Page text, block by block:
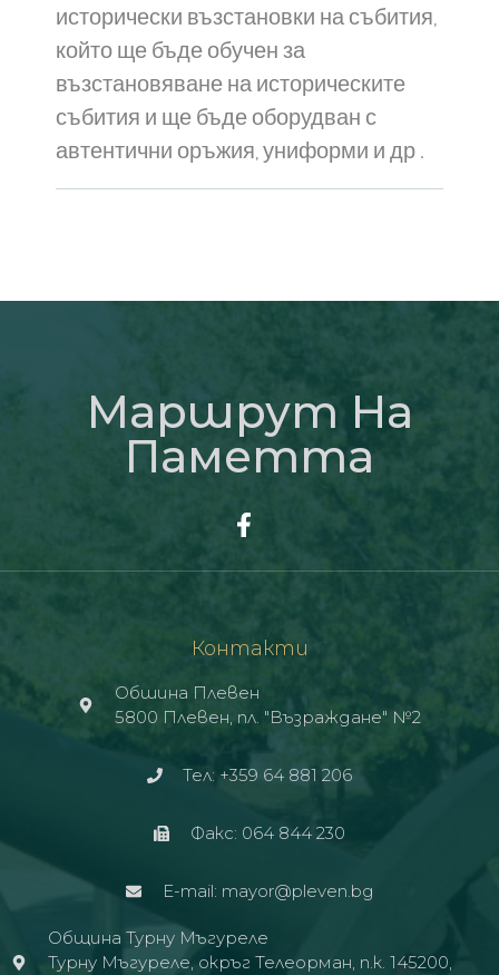
исторически възстановки на събития,
който ще бъде обучен за
възстановяване на историческите
събития и ще бъде оборудван с
автентични оръжия, униформи и др .
Маршрут На
Паметта​
Контакти
Обшина Плевен
5800 Плевен, пл. "Възраждане" №2
Тел: +359 64 881 206
Факс: 064 844 230
E-mail: mayor@pleven.bg
Община Турну Мъгуреле
Турну Мъгуреле, окръг Телеорман, п.к. 145200,